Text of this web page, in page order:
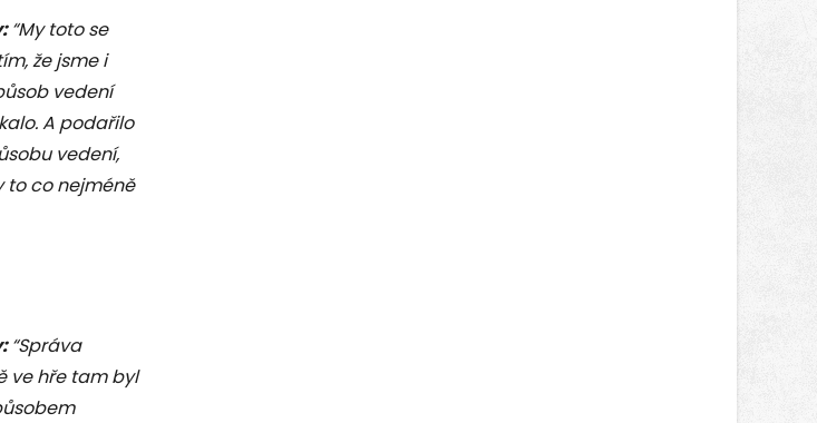
“My toto se
že jsme i
vedení
A podařilo
vedení,
to co nejméně
“Správa
ve hře tam byl